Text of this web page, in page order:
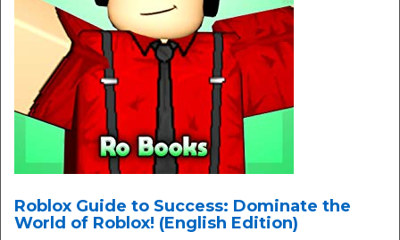
Roblox Guide to Success: Dominate the
World of Roblox! (English Edition)